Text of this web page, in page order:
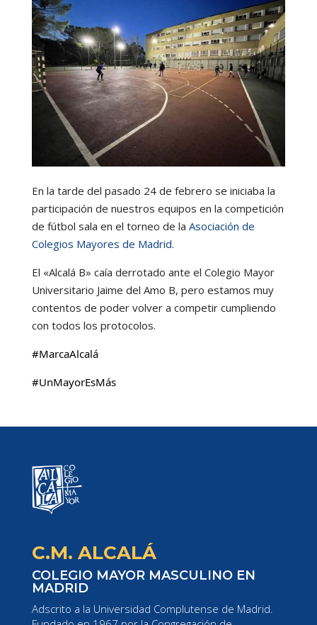
En la tarde del pasado 24 de febrero se iniciaba la
participación de nuestros equipos en la competición
de fútbol sala en el torneo de la Asociación de
Colegios Mayores de Madrid.
El «Alcalá B» caía derrotado ante el Colegio Mayor
Universitario Jaime del Amo B, pero estamos muy
contentos de poder volver a competir cumpliendo
con todos los protocolos.
#MarcaAlcalá
#UnMayorEsMás
C.M. ALCALÁ
COLEGIO MAYOR MASCULINO EN
MADRID
Adscrito a la Universidad Complutense de Madrid.